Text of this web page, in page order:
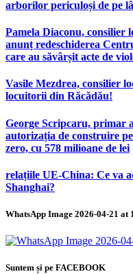
arborilor periculoși de pe
Pamela Diaconu, consilier
anunț redeschiderea
care au săvârșit acte de
Vasile Mezdrea, consilier
locuitorii din Răcădău!
George Scripcaru, primar
autorizația de construire
zero, cu 578 milioane de lei
relațiile UE-China: Ce va
Shanghai?
WhatsApp Image 2026-04-21 at
Suntem și pe FACEBOOK